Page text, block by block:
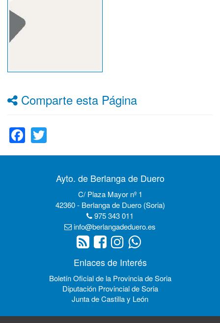
Comparte esta Página
Facebook
Ayto. de Berlanga de Duero
C/ Plaza Mayor nº 1
42360 - Berlanga de Duero (Soria)
975 343 011
info@berlangadeduero.es
Enlaces de Interés
Boletín Oficial de la Provincia de Soria
Diputación Provincial de Soria
Junta de Castilla y León